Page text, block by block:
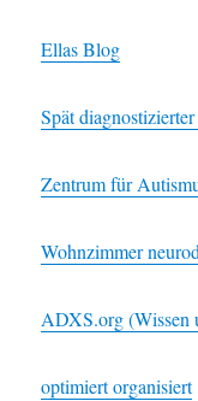
Ellas Blog
Spät
Zentrum für
Wohnzimmer
ADXS.org (Wissen
optimiert organisiert